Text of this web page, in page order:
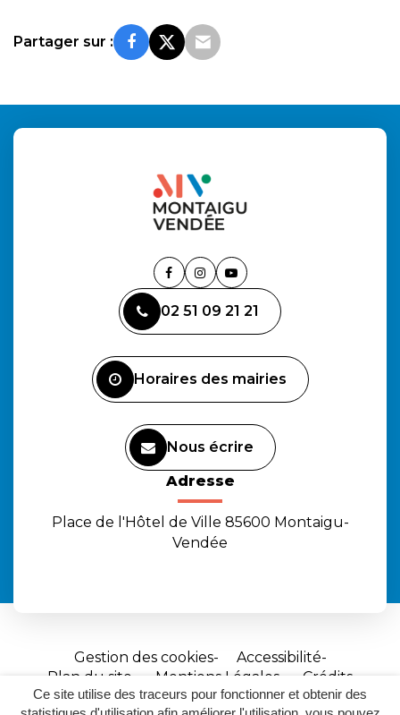
Ce site utilise des traceurs pour fonctionner et obtenir des
Partager sur :
Lien
le
compte
Lien
le
compte
Lien
la
chaîne
02 51 09 21 21
Horaires des mairies
Nous écrire
Adresse
Place de l'Hôtel de Ville 85600 Montaigu-
Vendée
Gestion des cookies
Accessibilité
Plan du site
Mentions Légales
Crédits
Site